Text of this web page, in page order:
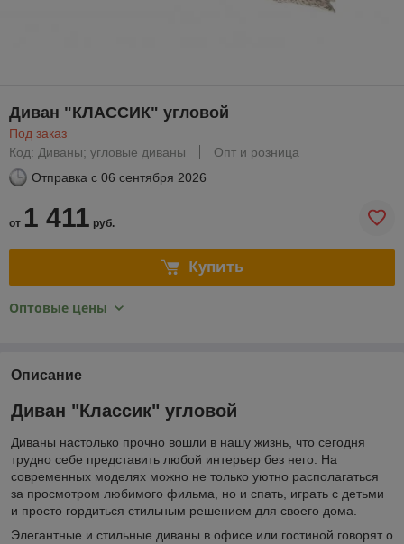
Диван "КЛАССИК" угловой
Под заказ
Код: Диваны; угловые диваны
Опт и розница
Отправка с 06 сентября 2026
от 1 411 руб.
Купить
Оптовые цены
Описание
Диван "Классик" угловой
Диваны настолько прочно вошли в нашу жизнь, что сегодня
трудно себе представить любой интерьер без него. На
современных моделях можно не только уютно располагаться
за просмотром любимого фильма, но и спать, играть с детьми
и просто гордиться стильным решением для своего дома.
Элегантные и стильные диваны в офисе или гостиной говорят о